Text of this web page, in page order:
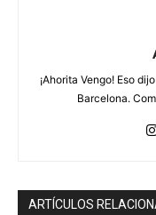
¡Ahorita Vengo! Eso
Barcelona.
ARTÍCULOS